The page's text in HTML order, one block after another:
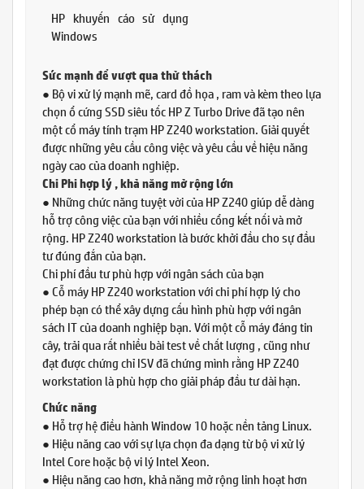
HP khuyến cáo sử dụng
Windows
Sức mạnh để vượt qua thử thách
● Bộ vi xử lý mạnh mẽ, card đồ họa , ram và kèm theo lựa
chọn ổ cứng SSD siêu tốc HP Z Turbo Drive đã tạo nên
một cổ máy tính trạm HP Z240 workstation. Giải quyết
được những yêu cầu công việc và yêu cầu về hiệu năng
ngày cao của doanh nghiệp.
Chi Phi hợp lý , khả năng mở rộng lớn
● Những chức năng tuyệt vời của HP Z240 giúp dễ dàng
hỗ trợ công việc của bạn với nhiều cổng kết nối và mở
rộng. HP Z240 workstation là bước khởi đầu cho sự đầu
tư đúng đắn của bạn.
Chi phí đầu tư phù hợp với ngân sách của bạn
● Cỗ máy HP Z240 workstation với chi phí hợp lý cho
phép bạn có thể xây dựng cấu hình phù hợp với ngân
sách IT của doanh nghiệp bạn. Với một cỗ máy đáng tin
cây, trải qua rất nhiều bài test về chất lượng , cũng như
đạt được chứng chỉ ISV đã chứng mình rằng HP Z240
workstation là phù hợp cho giải pháp đầu tư dài hạn.
Chức năng
● Hỗ trợ hệ điều hành Window 10 hoặc nền tảng Linux.
● Hiệu năng cao với sự lựa chọn đa dạng từ bộ vi xử lý
Intel Core hoặc bộ vi lý Intel Xeon.
● Hiệu năng cao hơn, khả năng mở rộng linh hoạt hơn